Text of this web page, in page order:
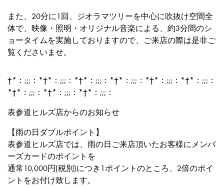
また、20分に1回、ジオラマツリーを中心に吹抜け空間全
体で、映像・照明・オリジナル音楽による、約3分間のシ
ョータイムを実施しておりますので、ご来店の際は是非ご
覧くださいませ。
†*：;;;：*†*：;;;：*†*：;;;：*†*：;;;：*†*：;;;：*†*：;;;：
*†*：;;;：*†*：;;;：*†*：;;;：
表参道ヒルズ店からのお知らせ
【雨の日ダブルポイント】
表参道ヒルズ店では、雨の日ご来店頂いたお客様にメンバ
ーズカードのポイントを
通常10,000円(税別)につき1ポイントのところ、2倍のポイ
ントをお付け致します。